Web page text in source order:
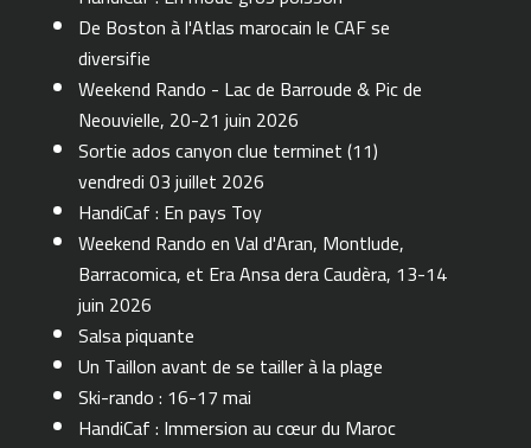
De Boston à l'Atlas marocain le CAF se
diversifie
Weekend Rando - Lac de Barroude & Pic de
Neouvielle, 20-21 juin 2026
Sortie ados canyon clue terminet (11)
vendredi 03 juillet 2026
HandiCaf : En pays Toy
Weekend Rando en Val d'Aran, Montlude,
Barracomica, et Era Ansa dera Caudèra, 13-14
juin 2026
Salsa piquante
Un Taillon avant de se tailler à la plage
Ski-rando : 16-17 mai
HandiCaf : Immersion au cœur du Maroc